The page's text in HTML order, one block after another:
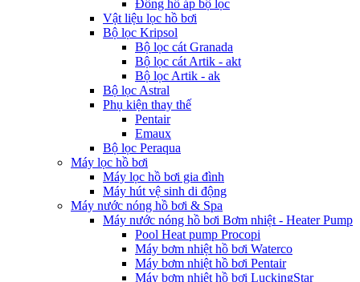
Đồng hồ áp bộ lọc
Vật liệu lọc hồ bơi
Bộ lọc Kripsol
Bộ lọc cát Granada
Bộ lọc cát Artik - akt
Bộ lọc Artik - ak
Bộ lọc Astral
Phụ kiện thay thế
Pentair
Emaux
Bộ lọc Peraqua
Máy lọc hồ bơi
Máy lọc hồ bơi gia đình
Máy hút vệ sinh di động
Máy nước nóng hồ bơi & Spa
Máy nước nóng hồ bơi Bơm nhiệt - Heater Pump
Pool Heat pump Procopi
Máy bơm nhiệt hồ bơi Waterco
Máy bơm nhiệt hồ bơi Pentair
Máy bơm nhiệt hồ bơi LuckingStar